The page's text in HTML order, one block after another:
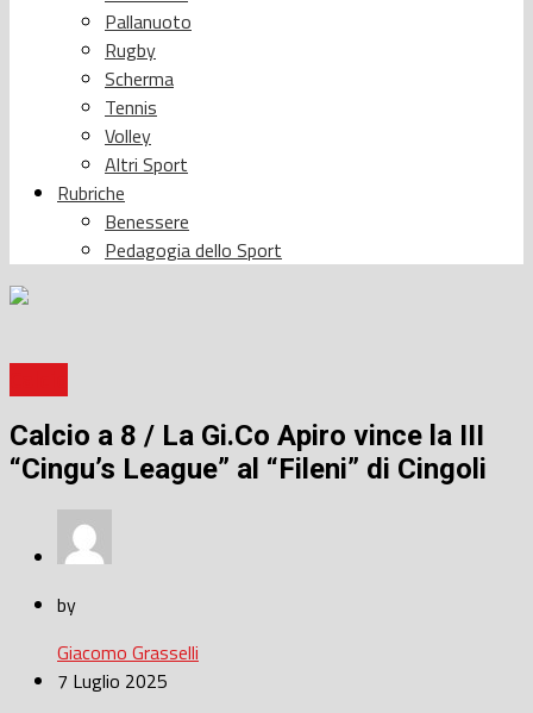
Pallanuoto
Rugby
Scherma
Tennis
Volley
Altri Sport
Rubriche
Benessere
Pedagogia dello Sport
Calcio a 8 / La Gi.Co Apiro vince la III
“Cingu’s League” al “Fileni” di Cingoli
by
Giacomo Grasselli
7 Luglio 2025